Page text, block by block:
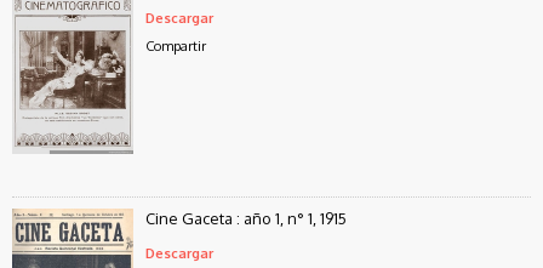
Descargar
Compartir
Cine Gaceta : año 1, n° 1, 1915
Descargar